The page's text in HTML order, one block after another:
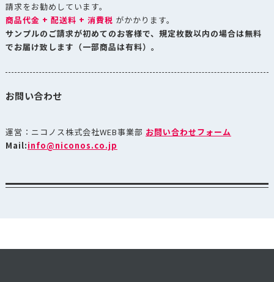
請求をお勧めしています。
商品代金 + 配送料 + 消費税 がかかります。
サンプルのご請求が初めてのお客様で、規定枚数以内の場合は無料
でお届け致します（一部商品は有料）。
お問い合わせ
運営：ニコノス株式会社WEB事業部 お問い合わせフォーム
Mail:info@niconos.co.jp